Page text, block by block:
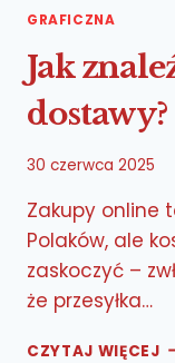
GRAFICZNA
Jak
dostawy?
30 czerwca 2025
Zakupy online
Polaków, ale
zaskoczyć –
że przesyłka…
CZYTAJ WIĘCEJ